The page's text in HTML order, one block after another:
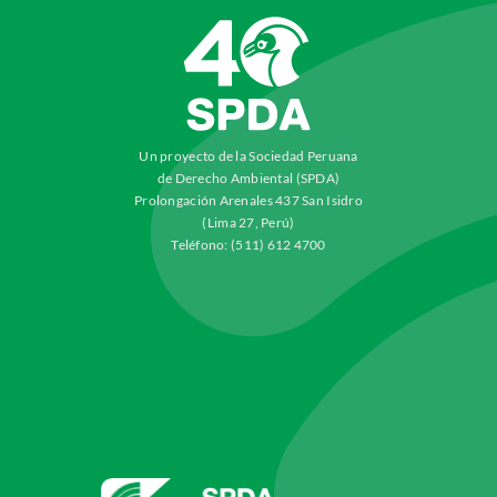
Un proyecto de la Sociedad Peruana
de Derecho Ambiental (SPDA)
Prolongación Arenales 437 San Isidro
(Lima 27, Perú)
Teléfono: (511) 612 4700